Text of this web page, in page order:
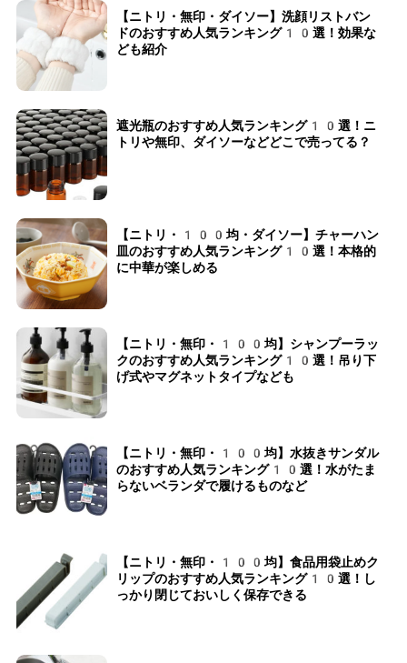
【ニトリ・無印・ダイソー】洗顔リストバン
ドのおすすめ人気ランキング10選！効果な
ども紹介
遮光瓶のおすすめ人気ランキング10選！ニ
トリや無印、ダイソーなどどこで売ってる？
【ニトリ・100均・ダイソー】チャーハン
皿のおすすめ人気ランキング10選！本格的
に中華が楽しめる
【ニトリ・無印・100均】シャンプーラッ
クのおすすめ人気ランキング10選！吊り下
げ式やマグネットタイプなども
【ニトリ・無印・100均】水抜きサンダル
のおすすめ人気ランキング10選！水がたま
らないベランダで履けるものなど
【ニトリ・無印・100均】食品用袋止めク
リップのおすすめ人気ランキング10選！し
っかり閉じておいしく保存できる